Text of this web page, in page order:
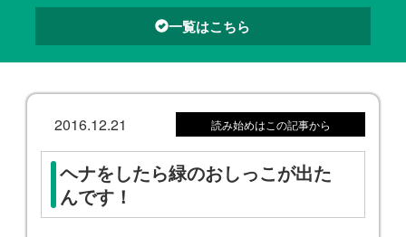
a
t
i
一覧はこちら
2016.12.21 読み始めはこの記事から
ヘナをしたら緑のおしっこが出た
んです！